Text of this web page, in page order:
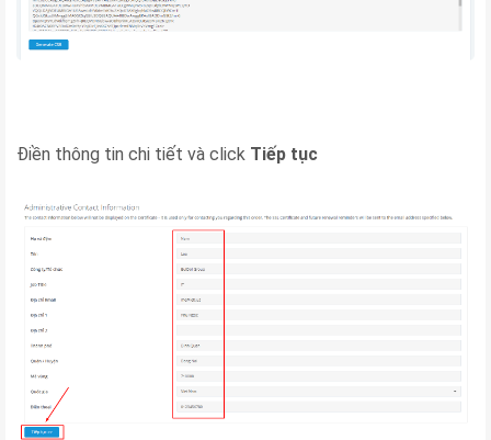
Điền thông tin chi tiết và click Tiếp tục